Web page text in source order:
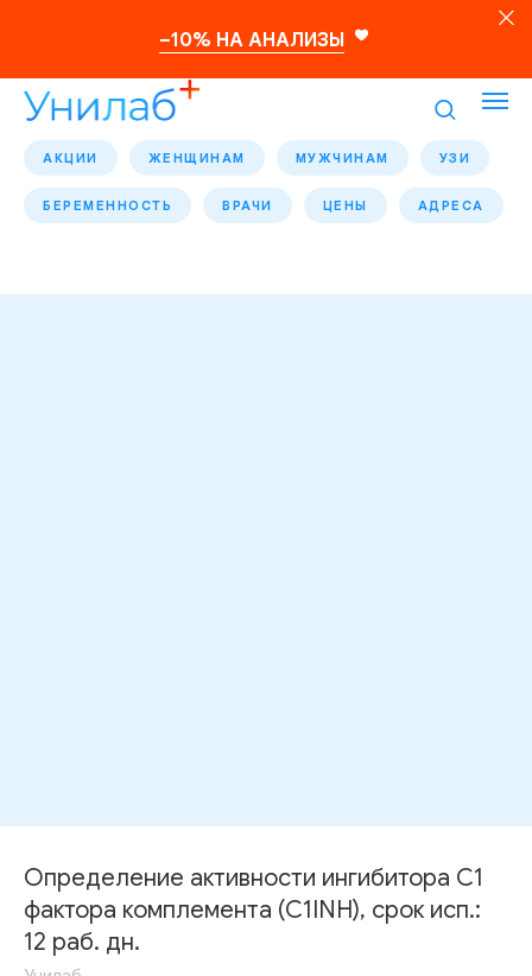
–10% НА АНАЛИЗЫ
АКЦИИ ЖЕНЩИНАМ МУЖЧИНАМ УЗИ
БЕРЕМЕННОСТЬ ВРАЧИ ЦЕНЫ АДРЕСА
Определение активности ингибитора С1
фактора комплемента (C1INH), срок исп.:
12 раб. дн.